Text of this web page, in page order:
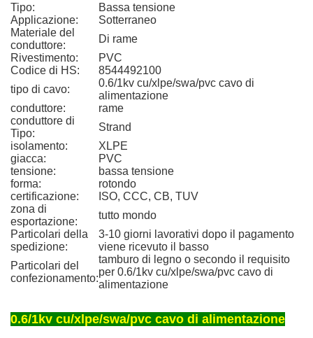
Tipo:
Bassa tensione
Applicazione:
Sotterraneo
Materiale del
conduttore:
Di rame
Rivestimento:
PVC
Codice di HS:
8544492100
tipo di cavo:
0.6/1kv cu/xlpe/swa/pvc cavo di
alimentazione
conduttore:
rame
conduttore di
Tipo:
Strand
isolamento:
XLPE
giacca:
PVC
tensione:
bassa tensione
forma:
rotondo
certificazione:
ISO, CCC, CB, TUV
zona di
esportazione:
tutto mondo
Particolari della
spedizione:
3-10 giorni lavorativi dopo il pagamento
viene ricevuto il basso
Particolari del
confezionamento:
tamburo di legno o secondo il requisito
per 0.6/1kv cu/xlpe/swa/pvc cavo di
alimentazione
0.6/1kv cu/xlpe/swa/pvc cavo di alimentazione